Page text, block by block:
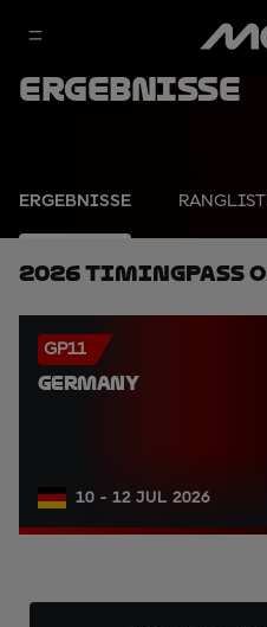
Ergebnisse
ERGEBNISSE
2026 TimingPass
GP11
GERMANY
10 - 12 JUL 2026